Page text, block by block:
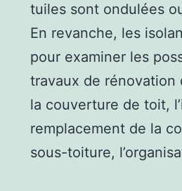
tuiles sont ondulées
En revanche, les
pour examiner les
travaux de
la couverture de toit,
remplacement de la
sous-toiture,